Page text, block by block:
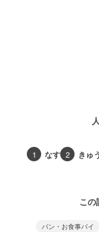
1 なす 2 きゅ
この
パン・お食事パイ